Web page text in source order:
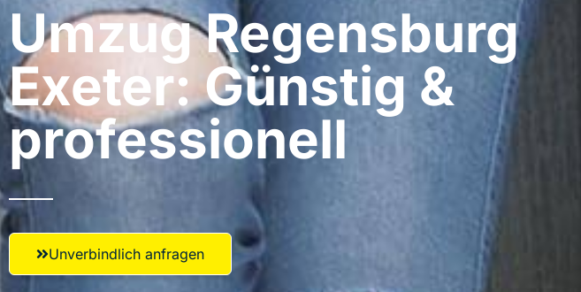
Umzug Regensburg​
Exeter: Günstig &
professionell​
Unverbindlich anfragen